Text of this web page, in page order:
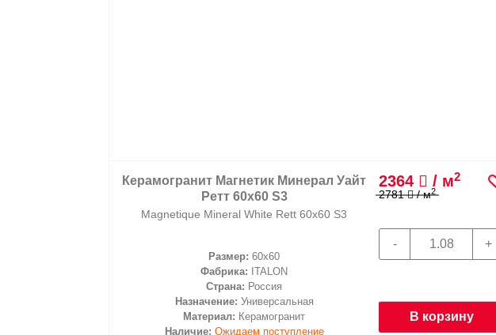
Керамогранит Магнетик Минерал Уайт
Ретт 60х60 S3
Magnetique Mineral White Rett 60х60 S3
Размер: 60x60
Фабрика: ITALON
Страна: Россия
Назначение: Универсальная
Материал: Керамогранит
Наличие: Ожидаем поступление
2364 / м2
2781 / м2
В корзину